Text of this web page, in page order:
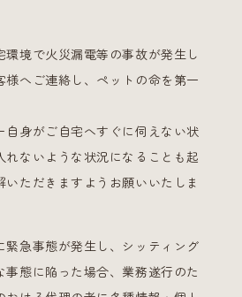
環境で火災漏電等の事故が発生し
様へご連絡し、ペットの命を第一
自身がご自宅へすぐに伺えない状
れないような状況になることも起
いただきますようお願いいたしま
緊急事態が発生し、シッティング
事態に陥った場合、業務遂行のた